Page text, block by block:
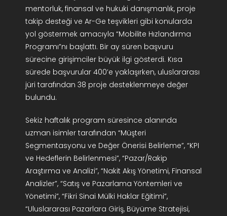
mentorluk, finansal ve hukuki danışmanlık, proje
takip desteği ve Ar-Ge teşvikleri gibi konularda
yol göstermek amacıyla “Mobilite Hızlandırma
Programı”nı başlattı. Bir ay süren başvuru
sürecine girişimciler büyük ilgi gösterdi. Kısa
sürede başvurular 400’e yaklaşırken, uluslararası
jüri tarafından 38 proje desteklenmeye değer
bulundu.
Sekiz haftalık program süresince alanında
uzman isimler tarafından “Müşteri
Segmentasyonu ve Değer Önerisi Belirleme”, “KPI
ve Hedeflerin Belirlenmesi”, “Pazar/Rakip
Araştırma ve Analizi”, “Nakit Akış Yönetimi, Finansal
Analizler”, “Satış ve Pazarlama Yöntemleri ve
Yönetimi”, “Fikri Sinai Mülki Haklar Eğitimi”,
“Uluslararası Pazarlara Giriş, Büyüme Stratejisi,